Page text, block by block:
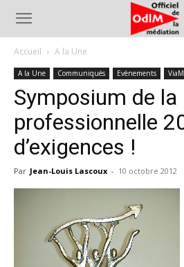
Accueil A la Une
A la Une Communiqués Evènements
Symposium de
professionnelle
d’exigences !
Par Jean-Louis Lascoux - 10 octobre 2012